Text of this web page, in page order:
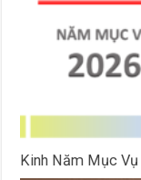
Kinh Năm Mục Vụ